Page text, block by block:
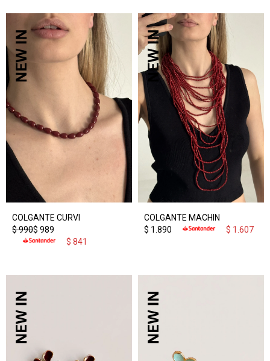
COLGANTE CURVI
$ 989
$990
$ 841
COLGANTE MACHIN
$ 1.890 $ 1.607